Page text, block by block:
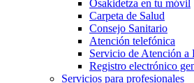
Osakidetza en tu móvil
Carpeta de Salud
Consejo Sanitario
Atención telefónica
Servicio de Atención a
Registro electrónico
Servicios para profesionales